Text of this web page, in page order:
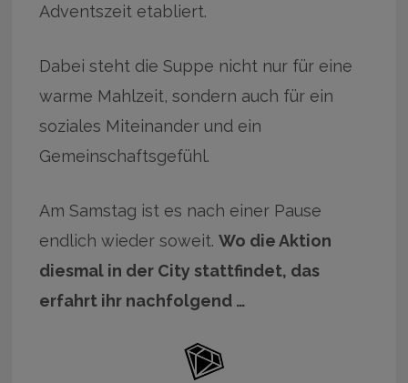
Adventszeit etabliert.
Dabei steht die Suppe nicht nur für eine
warme Mahlzeit, sondern auch für ein
soziales Miteinander und ein
Gemeinschaftsgefühl.
Am Samstag ist es nach einer Pause
endlich wieder soweit.Wo die Aktion
diesmal in der City stattfindet, das
erfahrt ihr nachfolgend …